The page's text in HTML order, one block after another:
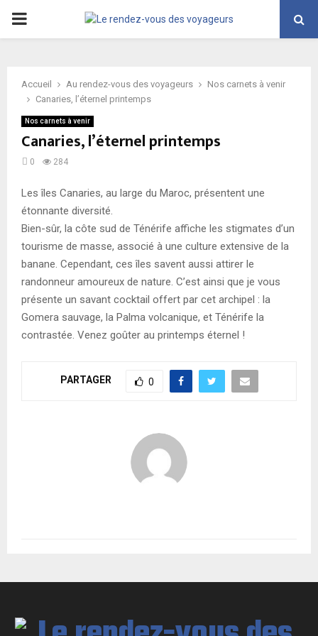
PRIMARY
Accueil Au rendez-vous des voyageurs
Nos carnets à venir
Canaries, l’éternel printemps
Nos carnets à venir
Canaries, l’éternel printemps
0 284
Les îles Canaries, au large du Maroc, présentent une
étonnante diversité.
Bien-sûr, la côte sud de Ténérife affiche les stigmates d’un
tourisme de masse, associé à une culture extensive de la
banane. Cependant, ces îles savent aussi attirer le
randonneur amoureux de nature. C’est ainsi que je vous
présente un savant cocktail offert par cet archipel : la
Gomera sauvage, la Palma volcanique, et Ténérife la
contrastée. Venez goûter au printemps éternel !
PARTAGER 0